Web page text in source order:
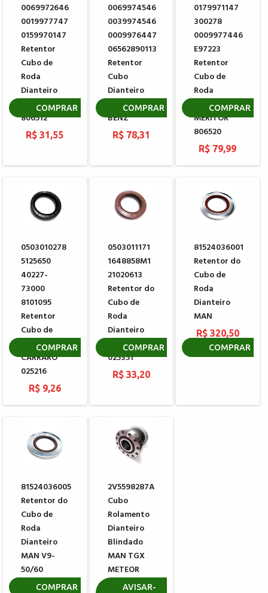
0069972646
0019977747
0159970147
Retentor
Cubo de
Roda
Dianteiro
MERITOR
806512
R$ 31,55
COMPRAR
0069974546
0039974546
0009976447
06562890113
Retentor
Cubo
Dianteiro
MERCEDES
BENZ
R$ 78,31
COMPRAR
0179971147
300278
0009977446
E97223
Retentor
Cubo de
Roda
Traseiro
MERITOR
806520
R$ 79,99
COMPRAR
0503010278
5125650
40227-
73000
8101095
Retentor
Cubo de
Roda
CARRARO
025216
R$ 9,26
COMPRAR
0503011171
1648858M1
21020613
Retentor do
Cubo de
Roda
Dianteiro
CARRARO
025351
R$ 33,20
COMPRAR
81524036001
Retentor do
Cubo de
Roda
Dianteiro
MAN
R$ 320,50
COMPRAR
81524036005
Retentor do
Cubo de
Roda
Dianteiro
MAN V9-
50/60
R$ 320,50
COMPRAR
2V5598287A
Cubo
Rolamento
Dianteiro
Blindado
MAN TGX
METEOR
VOK-09
AVISAR-